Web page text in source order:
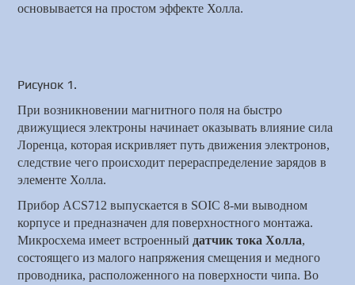
основывается на простом эффекте Холла.
Рисунок 1.
При возникновении магнитного поля на быстро
движущиеся электроны начинает оказывать влияние сила
Лоренца, которая искривляет путь движения электронов,
следствие чего происходит перераспределение зарядов в
элементе Холла.
Прибор ACS712 выпускается в SOIC 8-ми выводном
корпусе и предназначен для поверхностного монтажа.
Микросхема имеет встроенный датчик тока Холла,
состоящего из малого напряжения смещения и медного
проводника, расположенного на поверхности чипа. Во